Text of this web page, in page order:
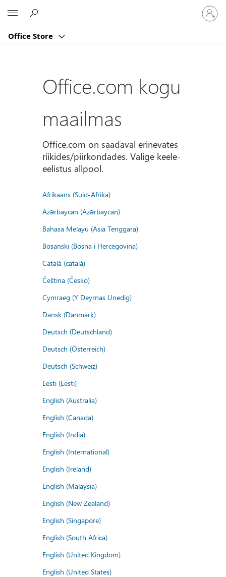
Office Store
Logige
sisse
oma
Office.com kogu
maailmas
Office.com on saadaval erinevates
riikides/piirkondades. Valige keele-
eelistus allpool.
Afrikaans (Suid-Afrika)
Azərbaycan (Azərbaycan)
Bahasa Melayu (Asia Tenggara)
Bosanski (Bosna i Hercegovina)
Català (català)
Čeština (Česko)
Cymraeg (Y Deyrnas Unedig)
Dansk (Danmark)
Deutsch (Deutschland)
Deutsch (Österreich)
Deutsch (Schweiz)
Eesti (Eesti)
English (Australia)
English (Canada)
English (India)
English (International)
English (Ireland)
English (Malaysia)
English (New Zealand)
English (Singapore)
English (South Africa)
English (United Kingdom)
English (United States)